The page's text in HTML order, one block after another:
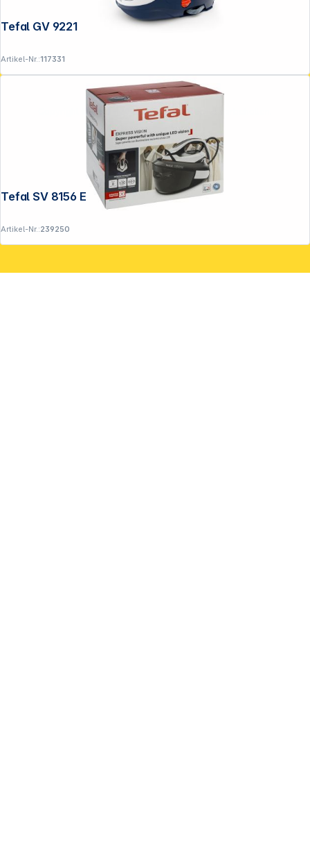
Tefal GV 9221
Artikel-Nr.:117331
Tefal SV 8156 Express Power
Artikel-Nr.:239250
Copyright © 2001 - 2026 DGH - Alle Rechte vorbehalten.